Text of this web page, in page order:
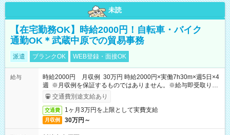
未読
【在宅勤務OK】時給2000円！自転車・バイク
通勤OK＊武蔵中原での貿易事務
派遣 ブランクOK WEB登録・面接OK
給与
時給2000円 月収例 30万円 時給2000円×実働7h30m×週5日×4
週 ※月収例を保証するものではありません。※給与即受取りサ
ービス利用可（利用条件有）
交通費別途支給あり
交通費 1ヶ月3万円を上限として実費支給
月収例 30万円～